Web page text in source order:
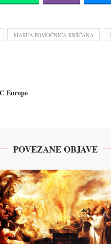
MARIJA POMOĆNICA KRŠĆANA
Europe
POVEZANE OBJAVE